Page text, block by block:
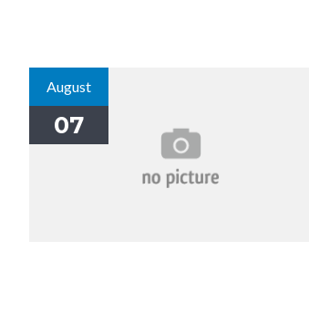
August
07